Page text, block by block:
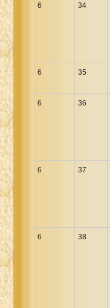
6 34
6 35
6 36
6 37
6 38